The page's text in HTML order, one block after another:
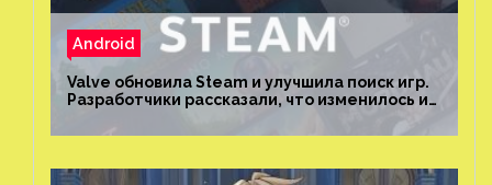
Android
Valve обновила Steam и улучшила поиск игр.
Разработчики рассказали, что изменилось и